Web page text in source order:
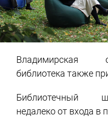
Владимирская
библиотека также
Библиотечный
недалеко от входа в